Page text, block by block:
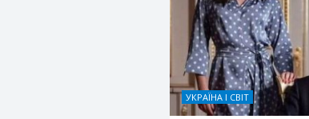
УКРАЇНА І СВІТ